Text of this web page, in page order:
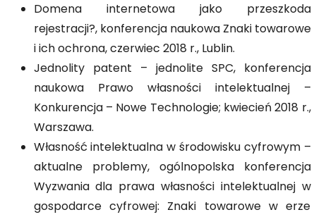
Domena internetowa jako przeszkoda
rejestracji?, konferencja naukowa Znaki towarowe
i ich ochrona, czerwiec 2018 r., Lublin.
Jednolity patent – jednolite SPC, konferencja
naukowa Prawo własności intelektualnej –
Konkurencja – Nowe Technologie; kwiecień 2018 r.,
Warszawa.
Własność intelektualna w środowisku cyfrowym –
aktualne problemy, ogólnopolska konferencja
Wyzwania dla prawa własności intelektualnej w
gospodarce cyfrowej: Znaki towarowe w erze